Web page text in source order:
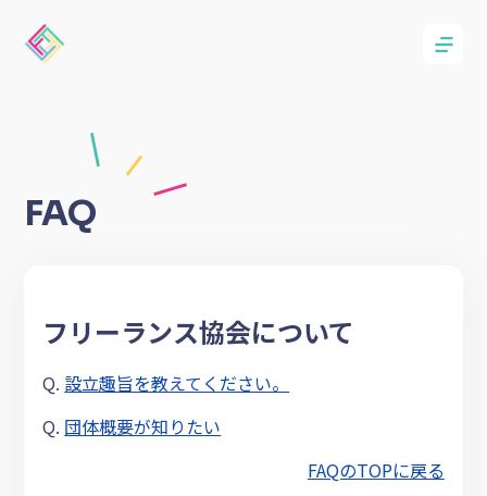
FAQ
フリーランス協会について
Q. 設立趣旨を教えてください。
Q. 団体概要が知りたい
FAQのTOPに戻る